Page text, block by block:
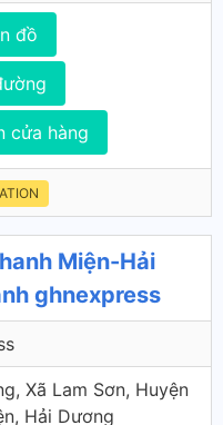
đồ
cửa hàng
Miện-Hải
ghnexpress
Xã Lam Sơn, Huyện
Hải Dương